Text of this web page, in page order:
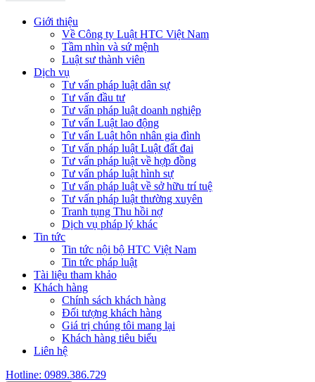
Giới thiệu
Về Công ty Luật HTC Việt Nam
Tầm nhìn và sứ mệnh
Luật sư thành viên
Dịch vụ
Tư vấn pháp luật dân sự
Tư vấn đầu tư
Tư vấn pháp luật doanh nghiệp
Tư vấn Luật lao động
Tư vấn Luật hôn nhân gia đình
Tư vấn pháp luật Luật đất đai
Tư vấn pháp luật về hợp đồng
Tư vấn pháp luật hình sự
Tư vấn pháp luật về sở hữu trí tuệ
Tư vấn pháp luật thường xuyên
Tranh tụng Thu hồi nợ
Dịch vụ pháp lý khác
Tin tức
Tin tức nội bộ HTC Việt Nam
Tin tức pháp luật
Tài liệu tham khảo
Khách hàng
Chính sách khách hàng
Đối tượng khách hàng
Giá trị chúng tôi mang lại
Khách hàng tiêu biểu
Liên hệ
Hotline: 0989.386.729